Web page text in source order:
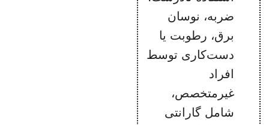
ضربه، نوسان
برق، رطوبت یا
دست‌کاری توسط
افراد
غیرمتخصص،
شامل گارانتی